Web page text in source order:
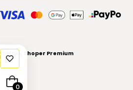
Shoper Premium
Produkty w koszyku: 0. Zobacz